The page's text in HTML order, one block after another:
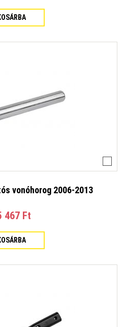
vonóhorog 2006-2013
467 Ft‎